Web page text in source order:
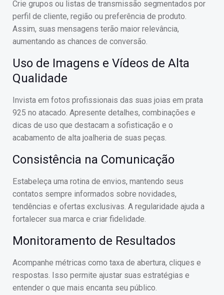
Crie grupos ou listas de transmissão segmentados por
perfil de cliente, região ou preferência de produto.
Assim, suas mensagens terão maior relevância,
aumentando as chances de conversão.
Uso de Imagens e Vídeos de Alta
Qualidade
Invista em fotos profissionais das suas joias em prata
925 no atacado. Apresente detalhes, combinações e
dicas de uso que destacam a sofisticação e o
acabamento de alta joalheria de suas peças.
Consistência na Comunicação
Estabeleça uma rotina de envios, mantendo seus
contatos sempre informados sobre novidades,
tendências e ofertas exclusivas. A regularidade ajuda a
fortalecer sua marca e criar fidelidade.
Monitoramento de Resultados
Acompanhe métricas como taxa de abertura, cliques e
respostas. Isso permite ajustar suas estratégias e
entender o que mais encanta seu público.